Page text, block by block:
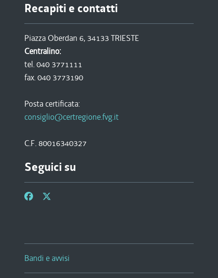
Recapiti e contatti
Piazza Oberdan 6, 34133 TRIESTE
Centralino:
tel. 040 3771111
fax. 040 3773190
Posta certificata:
consiglio@certregione.fvg.it
C.F. 80016340327
Seguici su
Bandi e avvisi